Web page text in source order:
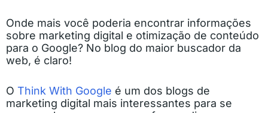
Onde mais você poderia encontrar informações
sobre marketing digital e otimização de conteúdo
para o Google? No blog do maior buscador da
web, é claro!
O Think With Google é um dos blogs de
marketing digital mais interessantes para se